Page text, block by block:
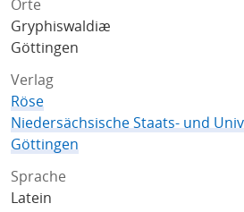
Orte
Gryphiswaldiæ
Göttingen
Verlag
Röse
Niedersächsische Staats- und
Göttingen
Sprache
Latein